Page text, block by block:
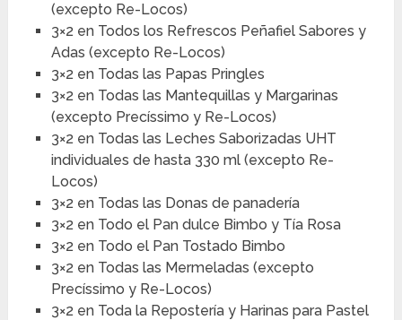
(excepto Re-Locos)
3×2 en Todos los Refrescos Peñafiel Sabores y
Adas (excepto Re-Locos)
3×2 en Todas las Papas Pringles
3×2 en Todas las Mantequillas y Margarinas
(excepto Precíssimo y Re-Locos)
3×2 en Todas las Leches Saborizadas UHT
individuales de hasta 330 ml (excepto Re-
Locos)
3×2 en Todas las Donas de panadería
3×2 en Todo el Pan dulce Bimbo y Tía Rosa
3×2 en Todo el Pan Tostado Bimbo
3×2 en Todas las Mermeladas (excepto
Precíssimo y Re-Locos)
3×2 en Toda la Repostería y Harinas para Pastel